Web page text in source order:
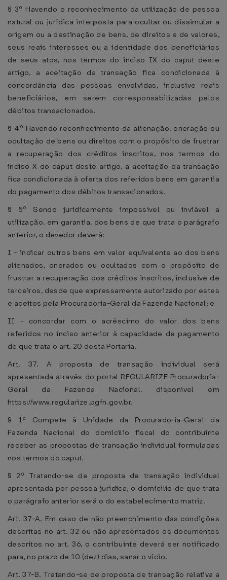
§ 3º Havendo o reconhecimento da utilização de pessoa
natural ou jurídica interposta para ocultar ou dissimular a
origem ou a destinação de bens, de direitos e de valores,
seus reais interesses ou a identidade dos beneficiários
de seus atos, nos termos do inciso IX do caput deste
artigo, a aceitação da transação fica condicionada à
concordância das pessoas envolvidas, inclusive reais
beneficiários, em serem corresponsabilizadas pelos
débitos transacionados.
§ 4º Havendo reconhecimento da alienação, oneração ou
ocultação de bens ou direitos com o propósito de frustrar
a recuperação dos créditos inscritos, nos termos do
inciso X do caput deste artigo, a aceitação da transação
fica condicionada à oferta dos referidos bens em garantia
do pagamento dos débitos transacionados.
§ 5º Sendo juridicamente impossível ou inviável a
utilização, em garantia, dos bens de que trata o parágrafo
anterior, o devedor deverá:
I - indicar outros bens em valor equivalente ao dos bens
alienados, onerados ou ocultados com o propósito de
frustrar a recuperação dos créditos inscritos, inclusive de
terceiros, desde que expressamente autorizado por estes
e aceitos pela Procuradoria-Geral da Fazenda Nacional; e
II - concordar com o acréscimo do valor dos bens
referidos no inciso anterior à capacidade de pagamento
de que trata o art. 20 desta Portaria.
Art. 37. A proposta de transação individual será
apresentada através do portal REGULARIZE Procuradoria-
Geral da Fazenda Nacional, disponível em
https://www.regularize.pgfn.gov.br.
§ 1º Compete à Unidade da Procuradoria-Geral da
Fazenda Nacional do domicílio fiscal do contribuinte
receber as propostas de transação individual formuladas
nos termos do caput.
§ 2º Tratando-se de proposta de transação individual
apresentada por pessoa jurídica, o domicílio de que trata
o parágrafo anterior será o do estabelecimento matriz.
Art. 37-A. Em caso de não preenchimento das condições
descritas no art. 32 ou não apresentados os documentos
descritos no art. 36, o contribuinte deverá ser notificado
para, no prazo de 10 (dez) dias, sanar o vício.
Art. 37-B. Tratando-se de proposta de transação relativa a